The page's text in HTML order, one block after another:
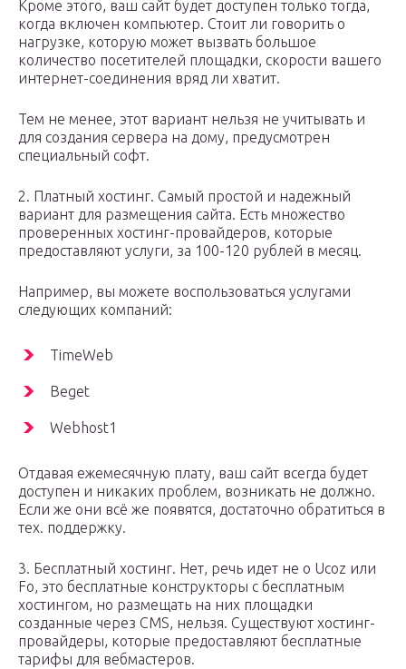
Кроме этого, ваш сайт будет доступен только тогда,
когда включен компьютер. Стоит ли говорить о
нагрузке, которую может вызвать большое
количество посетителей площадки, скорости вашего
интернет-соединения вряд ли хватит.
Тем не менее, этот вариант нельзя не учитывать и
для создания сервера на дому, предусмотрен
специальный софт.
2. Платный хостинг. Самый простой и надежный
вариант для размещения сайта. Есть множество
проверенных хостинг-провайдеров, которые
предоставляют услуги, за 100-120 рублей в месяц.
Например, вы можете воспользоваться услугами
следующих компаний:
TimeWeb
Beget
Webhost1
Отдавая ежемесячную плату, ваш сайт всегда будет
доступен и никаких проблем, возникать не должно.
Если же они всё же появятся, достаточно обратиться в
тех. поддержку.
3. Бесплатный хостинг. Нет, речь идет не о Ucoz или
Fo, это бесплатные конструкторы с бесплатным
хостингом, но размещать на них площадки
созданные через CMS, нельзя. Существуют хостинг-
провайдеры, которые предоставляют бесплатные
тарифы для вебмастеров.